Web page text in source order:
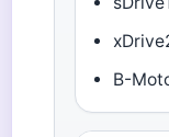
B-